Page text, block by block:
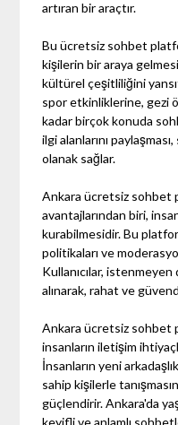
artıran bir araçtır.
Bu ücretsiz sohbet
kişilerin bir araya
kültürel çeşitliliğini
spor etkinliklerine, gezi
kadar birçok konuda
ilgi alanlarını
olanak sağlar.
Ankara ücretsiz sohbet
avantajlarından biri,
kurabilmesidir. Bu
politikaları ve
Kullanıcılar, istenmeyen
alınarak, rahat ve
Ankara ücretsiz sohbet
insanların iletişim
İnsanların yeni
sahip kişilerle
güçlendirir. Ankara'da
keyifli ve anlamlı